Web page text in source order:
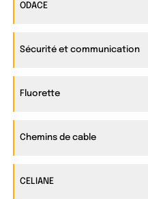
ODACE
Sécurité et communication
Fluorette
Chemins de cable
CELIANE